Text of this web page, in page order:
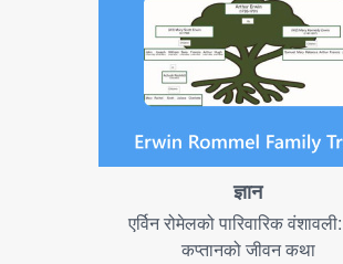
ज्ञान
एर्विन रोमेलको पारिवारिक
कप्तानको जीवन कथा